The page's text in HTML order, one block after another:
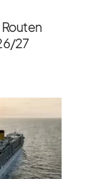
​27